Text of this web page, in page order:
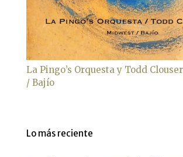
La Pingo’s Orquesta y Todd
/ Bajío
Lo más reciente